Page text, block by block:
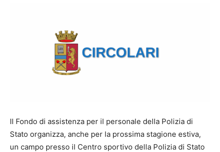
Il Fondo di assistenza per il personale della Polizia di
Stato organizza, anche per la prossima stagione estiva,
un campo presso il Centro sportivo della Polizia di Stato